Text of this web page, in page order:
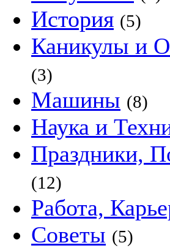
История (5)
Каникулы и
(3)
Машины (8)
Наука и
Праздники,
(12)
Работа,
Советы (5)